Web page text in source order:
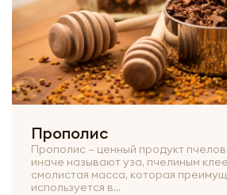
Прополис
Прополис – ценный продукт
иначе называют уза, пчелиным
смолистая масса, которая
используется в...